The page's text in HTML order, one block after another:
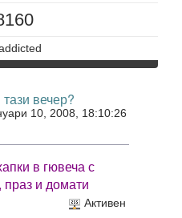
вечер?
10, 2008, 18:10:26
в гювеча с
праз и домати
Активен